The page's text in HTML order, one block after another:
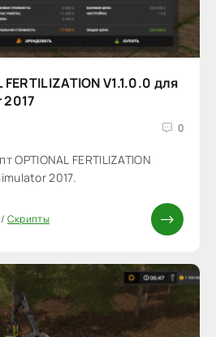
V1.1.0.0 для
0
OPTIONAL FERTILIZATION
2017.
Скрипты